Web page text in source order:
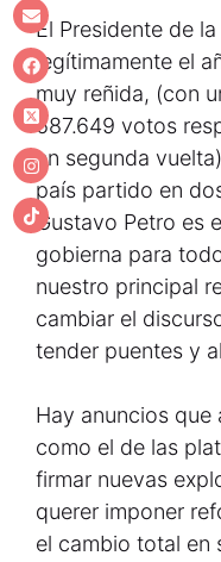
El Presidente de
legítimamente el
muy reñida, (con
687.649 votos
en segunda
país partido en
Gustavo Petro es
gobierna para
nuestro principal
cambiar el
tender puentes y
Hay anuncios
como el de las
firmar nuevas
querer imponer
el cambio total en